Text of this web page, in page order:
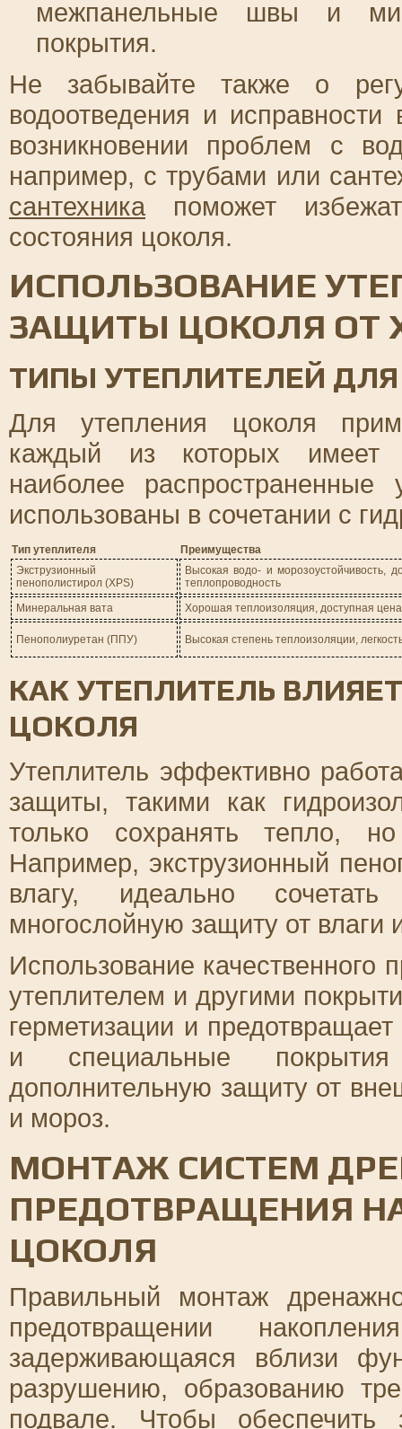
межпанельные швы и
покрытия.
Не забывайте также о
водоотведения и
возникновении проблем с
например, с трубами или
сантехника поможет
состояния цоколя.
ИСПОЛЬЗОВАНИЕ
ЗАЩИТЫ ЦОКОЛЯ ОТ
ТИПЫ УТЕПЛИТЕЛЕЙ
Для утепления цоколя
каждый из которых имеет
наиболее распространенные
использованы в сочетании с
Тип утеплителя
Преимущества
Экструзионный
пенополистирол (XPS)
Высокая водо- и морозоустойчивость,
теплопроводность
Минеральная вата
Хорошая теплоизоляция, доступная цена
Пенополиуретан (ППУ) Высокая степень теплоизоляции,
КАК УТЕПЛИТЕЛЬ
ЦОКОЛЯ
Утеплитель эффективно
защиты, такими как
только сохранять тепло,
Например, экструзионный
влагу, идеально
многослойную защиту от влаги
Использование
утеплителем и другими
герметизации и
и специальные
дополнительную защиту от
и мороз.
МОНТАЖ СИСТЕМ
ПРЕДОТВРАЩЕНИЯ
ЦОКОЛЯ
Правильный монтаж
предотвращении
задерживающаяся вблизи
разрушению, образованию
подвале. Чтобы